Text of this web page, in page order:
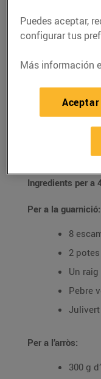
Arròs
Ingredients per a
Per a la guarnició:
8
2
Un raig
Pebre
Per a l’arròs:
300 g
Puedes aceptar,
configurar tus
Más información
Aceptar